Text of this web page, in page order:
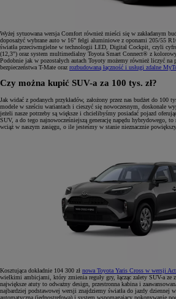
Wyżej sytuowana wersja Comfort również mieści się w zakładanym
doposażyć wybrane auto w 16" felgi aluminiowe z oponami 205/55
światła przeciwmgielne w technologii LED, Digital Cockpit, czyli
(12,3") oraz system multimedialny Toyota Smart Connect® z
Podobnie jak w pozostałych autach Toyoty możemy również liczyć na
bezpieczeństwa T-Mate oraz rozbudowaną łączność i usługi zdalne
Czy można kupić SUV-a za 100 tys. zł?
Jak widać z podanych przykładów, założony przez nas budżet do 100
modele w sześciu wariantach i cieszyć się nowoczesnym, doskonale
jeżeli nasze potrzeby są większe i chcielibyśmy posiadać pojazd
SUV, a do tego najnowocześniejszą generację napędu hybrydowego,
wciąż w naszym zasięgu, o ile jesteśmy w stanie nieznacznie
Kosztująca dokładnie 104 300 zł nowa Toyota Yaris Cross w wersji
wielkimi ambicjami, który zmienia reguły gry, łącząc zalety SUV-a ze
największe atuty to odważny design, przestronna kabina i
najbardziej podstawowej wersji znajdziemy światła do jazdy dziennej
automatyczną (jednostrefową) i system wspomagający pokonywanie